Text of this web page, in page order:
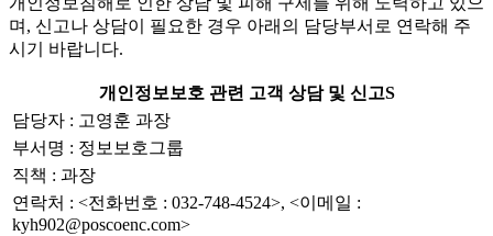
며, 신고나 상담이 필요한 경우 아래의 담당부서로 연락해 주
시기 바랍니다.
개인정보보호 관련 고객 상담 및 신고S
담당자 : 고영훈 과장
부서명 : 정보보호그룹
직책 : 과장
연락처 : <전화번호 : 032-748-4524>, <이메일 :
kyh902@poscoenc.com>